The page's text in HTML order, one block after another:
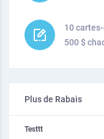
10
500 $
Plus de Rabais
Testtt